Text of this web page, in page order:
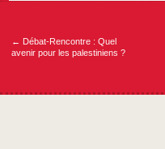
Navigation
← Débat-Rencontre : Quel
avenir pour les palestiniens ?